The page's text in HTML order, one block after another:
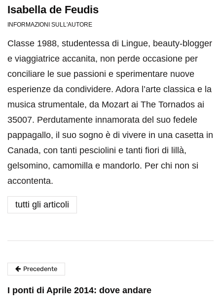
Isabella de Feudis
INFORMAZIONI SULL'AUTORE
Classe 1988, studentessa di Lingue, beauty-blogger
e viaggiatrice accanita, non perde occasione per
conciliare le sue passioni e sperimentare nuove
esperienze da condividere. Adora l’arte classica e la
musica strumentale, da Mozart ai The Tornados ai
35007. Perdutamente innamorata del suo fedele
pappagallo, il suo sogno è di vivere in una casetta in
Canada, con tanti pesciolini e tanti fiori di lillà,
gelsomino, camomilla e mandorlo. Per chi non si
accontenta.
tutti gli articoli
Precedente
I ponti di Aprile 2014: dove andare